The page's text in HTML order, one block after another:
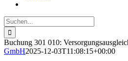
Suche
nach:
Buchung 301 010:
GmbH2025-12-03T11:08:15+00:00